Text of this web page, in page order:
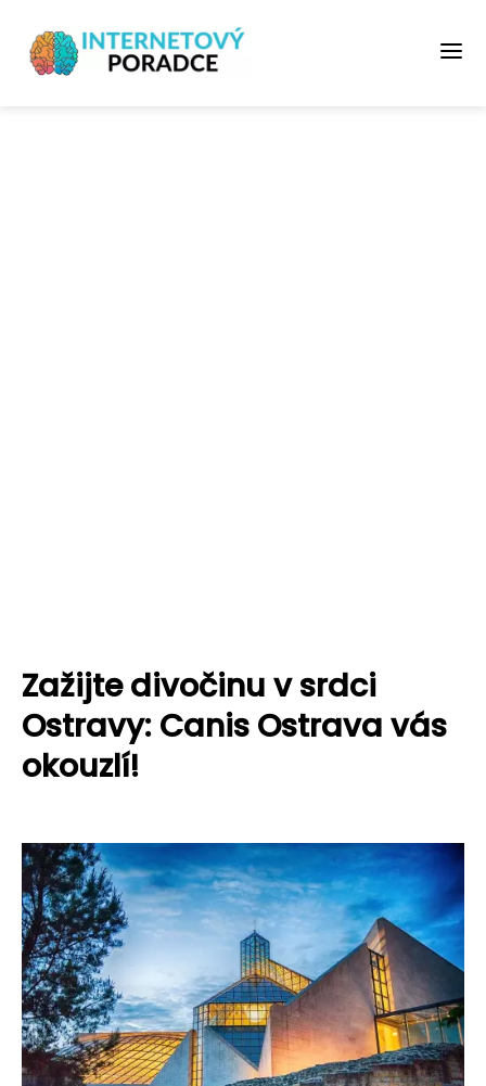
Zažijte divočinu v srdci
Ostravy: Canis Ostrava vás
okouzlí!